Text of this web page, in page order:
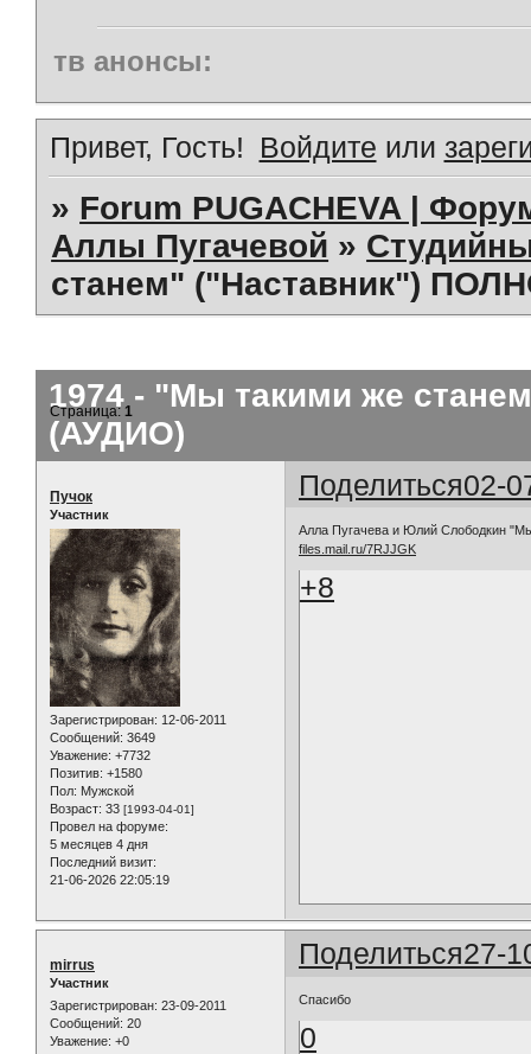
тв анонсы:
Привет, Гость! Войдите или
» Forum PUGACHEVA |
Аллы Пугачевой »
станем" ("Наставник")
1974 - "Мы такими же
(АУДИО)
Страница:1
Поделиться02-
Пучок
Участник
Зарегистрирован: 12-06-2011
Сообщений: 3649
Уважение: +7732
Позитив: +1580
Пол: Мужской
Возраст: 33 [1993-04-01]
Провел на форуме:
5 месяцев 4 дня
Последний визит:
21-06-2026 22:05:19
Алла Пугачева и Юлий Слободкин
files.mail.ru/7RJJGK
+8
Поделиться27-
mirrus
Участник
Зарегистрирован: 23-09-2011
Сообщений: 20
Уважение: +0
Спасибо
0